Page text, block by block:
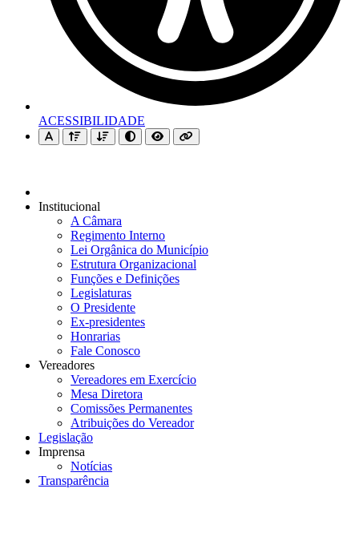
ACESSIBILIDADE
Institucional
A Câmara
Regimento Interno
Lei Orgânica do Município
Estrutura Organizacional
Funções e Definições
Legislaturas
O Presidente
Ex-presidentes
Honrarias
Fale Conosco
Vereadores
Vereadores em Exercício
Mesa Diretora
Comissões Permanentes
Atribuições do Vereador
Legislação
Imprensa
Notícias
Transparência